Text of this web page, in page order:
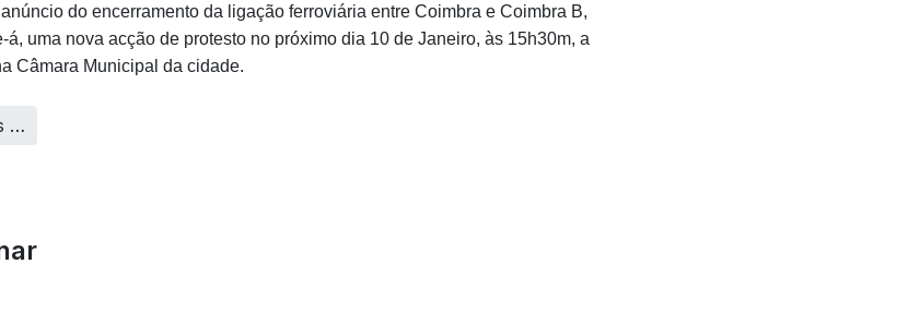
do encerramento da ligação ferroviária entre Coimbra e Coimbra B,
á, uma nova acção de protesto no próximo dia 10 de Janeiro, às 15h30m, a
Câmara Municipal da cidade.
…